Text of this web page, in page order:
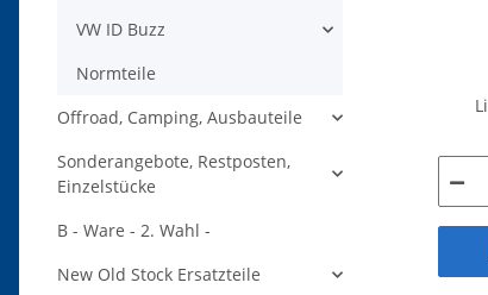
VW ID Buzz
Normteile
Offroad, Camping, Ausbauteile
Sonderangebote, Restposten,
Einzelstücke
B - Ware - 2. Wahl -
New Old Stock Ersatzteile